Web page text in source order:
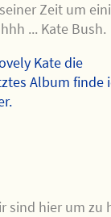
Zeit um
... Kate Bush.
Kate die
Album finde
sind hier um zu